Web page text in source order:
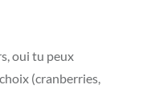
oui tu peux
(cranberries,